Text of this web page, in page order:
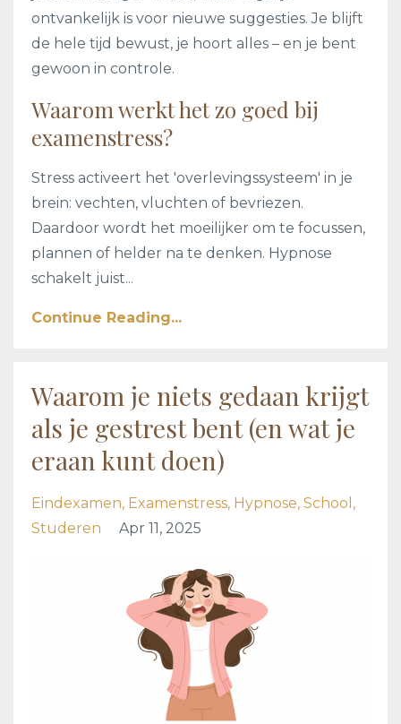
ontvankelijk is voor nieuwe suggesties. Je blijft
de hele tijd bewust, je hoort alles – en je bent
gewoon in controle.
Waarom werkt het zo goed bij
examenstress?
Stress activeert het 'overlevingssysteem' in je
brein: vechten, vluchten of bevriezen.
Daardoor wordt het moeilijker om te focussen,
plannen of helder na te denken. Hypnose
schakelt juist...
Continue Reading...
Waarom je niets gedaan krijgt
als je gestrest bent (en wat je
eraan kunt doen)
Eindexamen Examenstress Hypnose School
Studeren
Apr 11, 2025